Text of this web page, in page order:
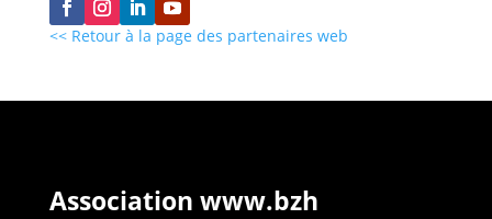
<< Retour à la page des partenaires web
Association www.bzh